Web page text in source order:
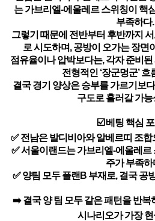
는 가브리엘-에울레르 스위칭이 핵
부족하다.
그렇기 때문에 전반부터 후반까지
로 시도하며, 공방이 오가는 장면
점유율이나 압박보다는, 각자 준비
전형적인 ‘장군멍군’
결국 경기 양상은 승부를 가르기보
구도로 흘러갈 가능
☑️ 베팅 핵심
✅ 전남은 발디비아와 알베르띠 조
✅ 서울이랜드는 가브리엘-에울레르
주가 부족하
✅ 양팀 모두 플랜B 부재로, 결국 공
➡️ 결국 양 팀 모두 같은 패턴을 반복
시나리오가 가장